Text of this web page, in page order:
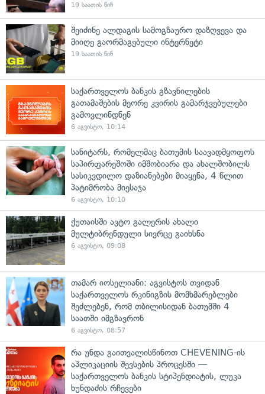
19 საათის წინ
შეიძინე ალდაგის სამოგზაურო დაზღვევა და
მიიღე გაორმაგებული ინტერნეტი
19 საათის წინ
საქართველოს ბანკის გზავნილების
გათამაშების მეორე კვირის გამარჯვებულები
გამოვლინდნენ
6 აგვისტო, 10:14
სანიტარს, რომელმაც ბათუმის საავადმყოფოს
საპირფარეშოში იმშობიარა და ახალშობილს
სასიკვდილო დაზიანებები მიაყენა, 4 წლით
პატიმრობა მიესაჯა
6 აგვისტო, 10:10
ქუთაისში ავტო გალერის ახალი
მულტიბრენდული სივრცე გაიხსნა
6 აგვისტო, 09:08
თამარ იოსელიანი: აგვისტოს თვიდან
საქართველოს რკინიგზის მომხმარებლები
შეძლებენ, რომ თბილისიდან ბათუმში 4
საათში იმგზავრონ
6 აგვისტო, 08:57
რა უნდა გაითვალისწინოთ CHEVENING-ის
აპლიკაციის შევსების პროცესში —
საქართველოს ბანკის სტიპენდიატის, ლუკა
ხუნდაძის რჩევები